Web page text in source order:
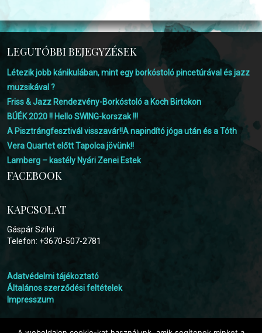
LEGUTÓBBI BEJEGYZÉSEK
Létezik jobb kánikulában, mint egy borkóstoló pincetúrával és jazz
muzsikával ?
Friss & Jazz Rendezvény-Borkóstoló a Koch Birtokon
BÚÉK 2020 !! Hello SWING-korszak !!!
A Pisztrángfesztivál visszavár!!A napindító jóga után és a Tóth
Vera Quartet előtt Tapolca jövünk!!
Lamberg – kastély Nyári Zenei Estek
FACEBOOK
KAPCSOLAT
Gáspár Szilvi
Telefon: +3670-507-2781
Adatvédelmi tájékoztató
Általános szerződési feltételek
Impresszum